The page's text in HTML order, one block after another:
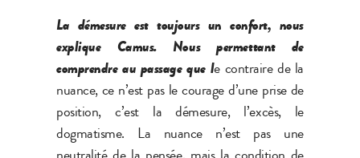
La démesure est toujours un confort, nous
explique Camus. Nous permettant de
comprendre au passage que le contraire de la
nuance, ce n’est pas le courage d’une prise de
position, c’est la démesure, l’excès, le
dogmatisme. La nuance n’est pas une